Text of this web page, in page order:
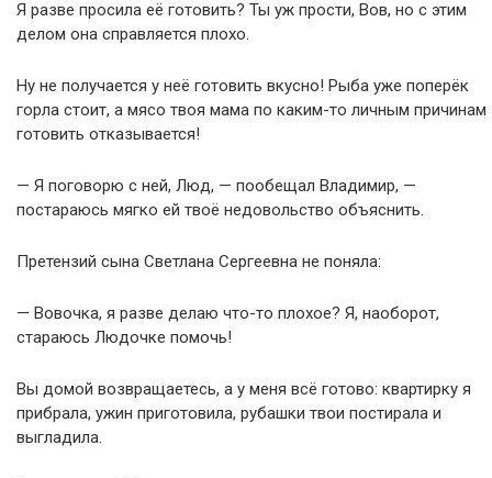
Я разве просила её готовить? Ты уж прости, Вов, но с этим
делом она справляется плохо.
Ну не получается у неё готовить вкусно! Рыба уже поперёк
горла стоит, а мясо твоя мама по каким-то личным причинам
готовить отказывается!
— Я поговорю с ней, Люд, — пообещал Владимир, —
постараюсь мягко ей твоё недовольство объяснить.
Претензий сына Светлана Сергеевна не поняла:
— Вовочка, я разве делаю что-то плохое? Я, наоборот,
стараюсь Людочке помочь!
Вы домой возвращаетесь, а у меня всё готово: квартирку я
прибрала, ужин приготовила, рубашки твои постирала и
выгладила.